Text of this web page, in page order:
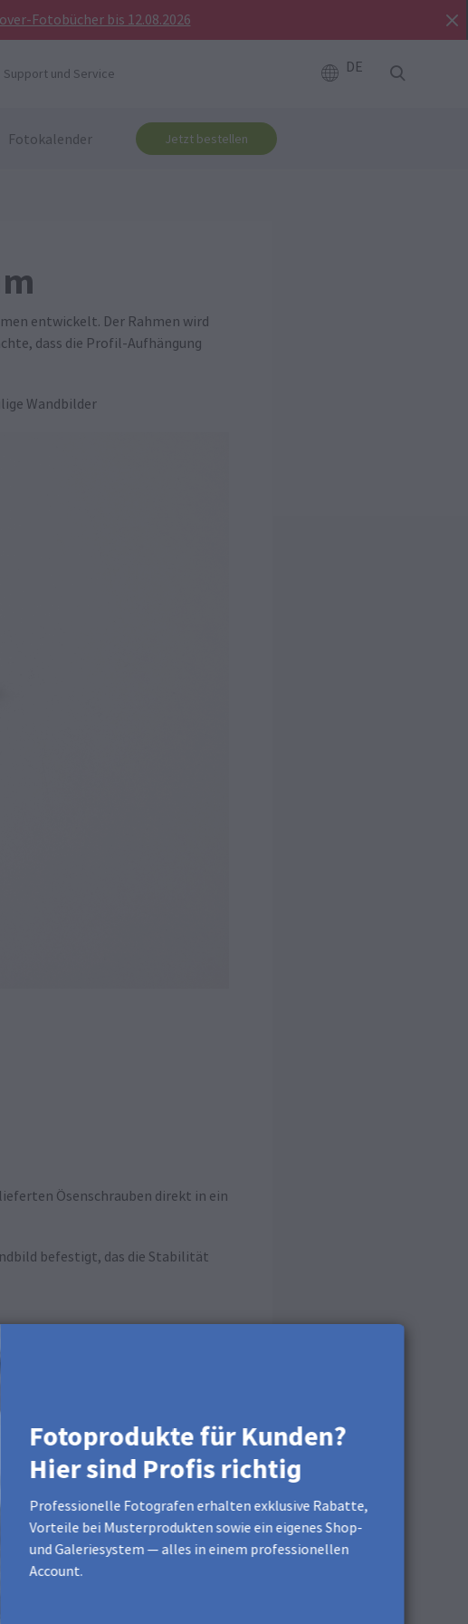
Fotobücher bis 12.08.2026
Support und Service DE
Fotokalender Jetzt bestellen
entwickelt. Der Rahmen wird
dass die Profil-Aufhängung
Wandbilder
Ösenschrauben direkt in ein
befestigt, das die Stabilität
Die Galerie-Profil-Aufhängung
der Ösenschrauben hängt das
entsprechend an.
Fotoprodukte für Kunden?
Hier sind Profis richtig
Professionelle Fotografen erhalten exklusive Rabatte,
Vorteile bei Musterprodukten sowie ein eigenes Shop-
und Galeriesystem — alles in einem professionellen
Account.